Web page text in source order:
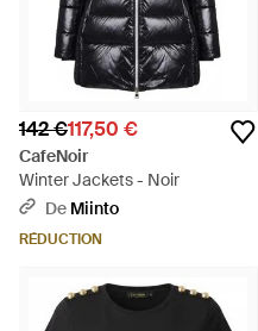
142 €117,50 €
CafeNoir
Winter Jackets - Noir
De Miinto
RÉDUCTION